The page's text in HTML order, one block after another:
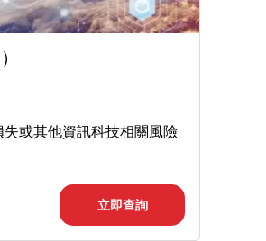
或其他資訊科技相關風險
立即查詢